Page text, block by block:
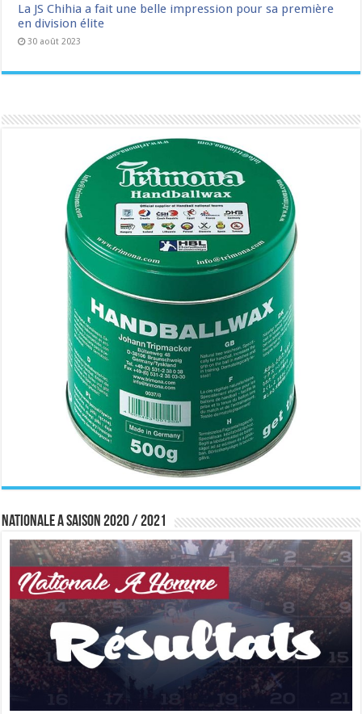
La JS Chihia a fait une belle impression pour sa première
en division élite
30 août 2023
Nationale A saison 2020 / 2021